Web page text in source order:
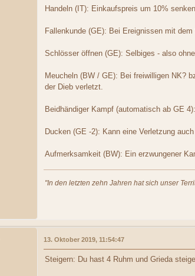
Handeln (IT): Einkaufspreis um 10%
Fallenkunde (GE): Bei Ereignissen mit
Schlösser öffnen (GE): Selbiges - also
Meucheln (BW / GE): Bei freiwilligen NK?
der Dieb verletzt.
Beidhändiger Kampf (automatisch ab GE
Ducken (GE -2): Kann eine Verletzung
Aufmerksamkeit (BW): Ein erzwungener
"In den letzten zehn Jahren hat sich unser
13. Oktober 2019, 11:54:47
Steigern: Du hast 4 Ruhm und Grieda